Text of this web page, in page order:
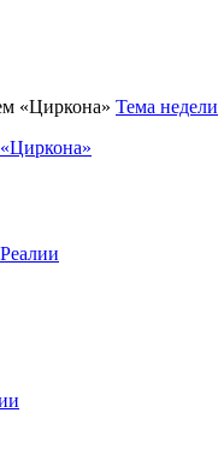
Тема недели
Реалии